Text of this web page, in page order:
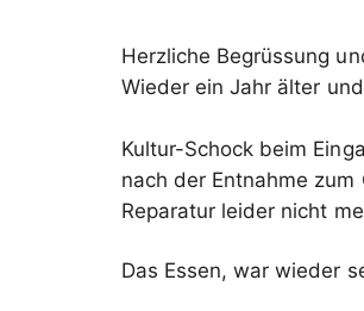
Herzliche Begrüssung
Wieder ein Jahr älter
Kultur-Schock beim
nach der Entnahme
Reparatur leider nicht
Das Essen, war wieder